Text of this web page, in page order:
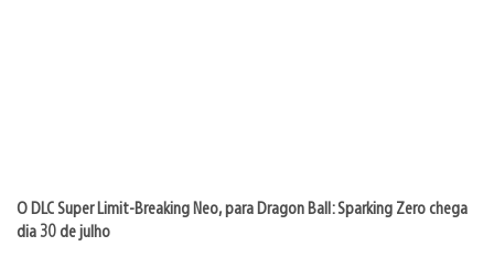
O DLC Super Limit-Breaking Neo, para Dragon Ball: Sparking Zero chega
dia 30 de julho